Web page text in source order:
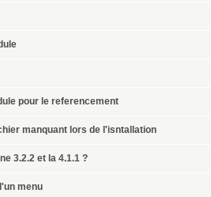
pour le referencement
manquant lors de l'isntallation
3.2.2 et la 4.1.1 ?
menu